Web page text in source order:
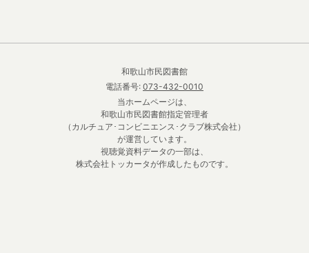
和歌山市民図書館
電話番号: 073-432-0010
当ホームページは、
和歌山市民図書館指定管理者
（カルチュア･コンビニエンス･クラブ株式会社）
が運営しています。
視聴覚資料データの一部は、
株式会社トッカータが作成したものです。